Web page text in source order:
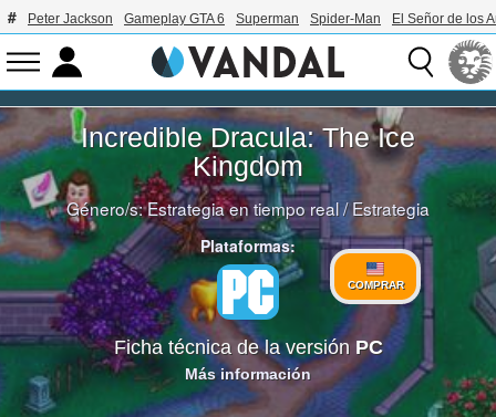
Peter Jackson Gameplay GTA 6 Superman Spider-Man El Señor de los
Incredible Dracula: The Ice
Kingdom
Género/s:Estrategia en tiempo real/Estrategia
Plataformas:
COMPRAR
Ficha técnica de la versión PC
Más información